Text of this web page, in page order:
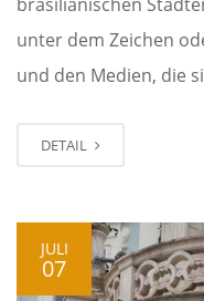
unter dem Zeichen
und den Medien, die
DETAIL
JULI
07